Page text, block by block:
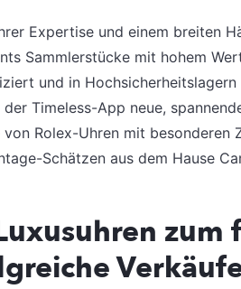
Expertise und einem breiten
Sammlerstücke mit hohem
und in
der Timeless-App neue,
von Rolex-Uhren mit
Schätzen aus dem Hause
zum